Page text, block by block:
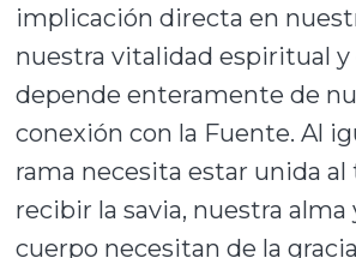
implicación directa en
nuestra vitalidad espiritual y
depende enteramente de
conexión con la Fuente. Al
rama necesita estar unida al
recibir la savia, nuestra alma
cuerpo necesitan de la